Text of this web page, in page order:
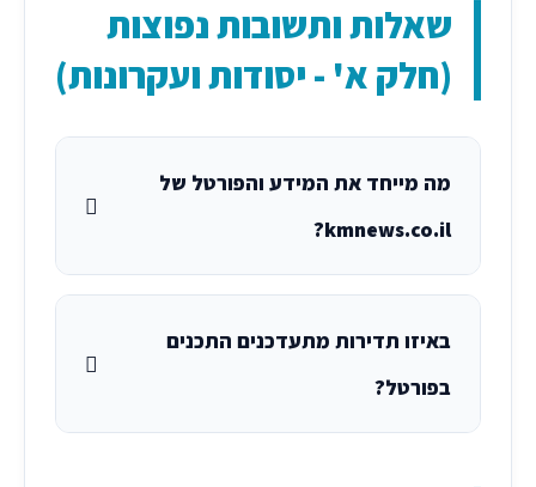
שאלות ותשובות נפוצות
(חלק א' - יסודות ועקרונות)
מה מייחד את המידע והפורטל של
kmnews.co.il?
באיזו תדירות מתעדכנים התכנים
בפורטל?